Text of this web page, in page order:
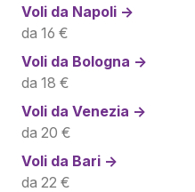
Voli da Napoli →
da 16 €
Voli da Bologna →
da 18 €
Voli da Venezia →
da 20 €
Voli da Bari →
da 22 €